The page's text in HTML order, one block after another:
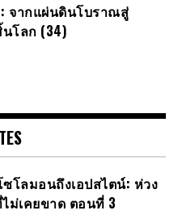
: จากแผ่นดินโบราณสู่
โลก​ (34)
ซโลมอนถึงเอปสไตน์: ห่วง
ม่เคยขาด ตอนที่ 3